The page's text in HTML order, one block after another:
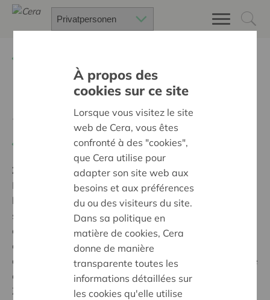
Prix de l'économie sociale
25
Ziel:
Des coopératives fortes et largement soutenue
Le Prix de l'économie sociale met chaque année en
lumière des entreprises wallonnes et bruxelloises qui
se distinguent par leur manière d'entreprendre et les
enjeux qu'elles adressent. Cette année encore, huit
entreprises actives dans des domaines totalement
différents auront été mises à l'honneur. Les lauréats de
cette édition sont Casablanco, Retrival, et Emissions
Zéro.
À propos des
cookies sur ce site
Lorsque vous visitez le site
web de Cera, vous êtes
confronté à des "cookies",
que Cera utilise pour
adapter son site web aux
besoins et aux préférences
du ou des visiteurs du site.
Dans sa politique en
matière de cookies, Cera
donne de manière
transparente toutes les
informations détaillées sur
les cookies qu'elle utilise